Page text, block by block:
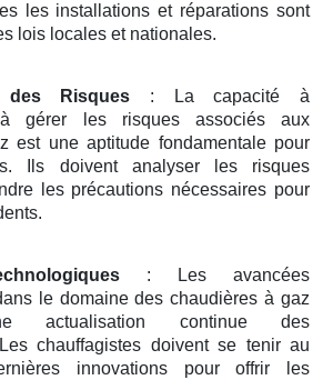
les installations et réparations sont
lois locales et nationales.
des Risques : La capacité à
gérer les risques associés aux
est une aptitude fondamentale pour
Ils doivent analyser les risques
les précautions nécessaires pour
: Les avancées
le domaine des chaudières à gaz
actualisation continue des
chauffagistes doivent se tenir au
innovations pour offrir les